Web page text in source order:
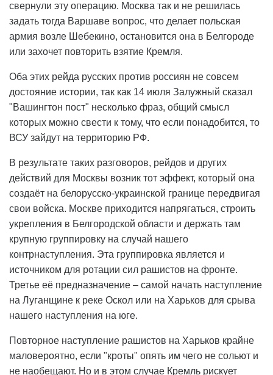
свернули эту операцию. Москва так и не решилась
задать тогда Варшаве вопрос, что делает польская
армия возле Шебекино, остановится она в Белгороде
или захочет повторить взятие Кремля.
Оба этих рейда русских против россиян не совсем
достояние истории, так как 14 июля Залужный сказал
"Вашингтон пост" несколько фраз, общий смысл
которых можно свести к тому, что если понадобится, то
ВСУ зайдут на территорию РФ.
В результате таких разговоров, рейдов и других
действий для Москвы возник тот эффект, который она
создаёт на белорусско-украинской границе передвигая
свои войска. Москве приходится напрягаться, строить
укрепления в Белгородской области и держать там
крупную группировку на случай нашего
контрнаступления. Эта группировка является и
источником для ротации сил рашистов на фронте.
Третье её предназначение – самой начать наступление
на Луганщине к реке Оскол или на Харьков для срыва
нашего наступления на юге.
Повторное наступление рашистов на Харьков крайне
маловероятно, если "кроты" опять им чего не сольют и
не наобещают. Но и в этом случае Кремль рискует